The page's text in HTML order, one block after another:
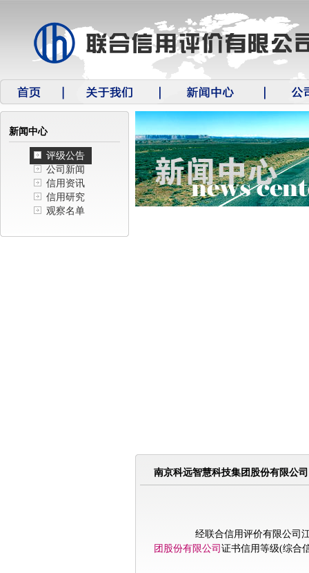
新闻中心
评级公告
公司新闻
信用资讯
信用研究
观察名单
南京科远智慧科技集团股份有限公司
经联合信用评价有限公司江苏
团股份有限公司证书信用等级(综合